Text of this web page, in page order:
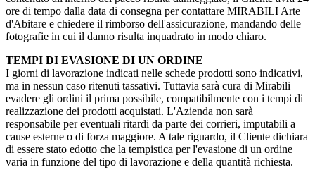
ore di tempo dalla data di consegna per contattare MIRABILI Arte
d'Abitare e chiedere il rimborso dell'assicurazione, mandando delle
fotografie in cui il danno risulta inquadrato in modo chiaro.
TEMPI DI EVASIONE DI UN ORDINE
I giorni di lavorazione indicati nelle schede prodotti sono indicativi,
ma in nessun caso ritenuti tassativi. Tuttavia sarà cura di Mirabili
evadere gli ordini il prima possibile, compatibilmente con i tempi di
realizzazione dei prodotti acquistati. L'Azienda non sarà
responsabile per eventuali ritardi da parte dei corrieri, imputabili a
cause esterne o di forza maggiore. A tale riguardo, il Cliente dichiara
di essere stato edotto che la tempistica per l'evasione di un ordine
varia in funzione del tipo di lavorazione e della quantità richiesta.